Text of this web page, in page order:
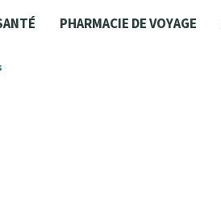
PHARMACIE DE VOYAGE